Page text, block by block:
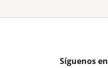
Síguenos en